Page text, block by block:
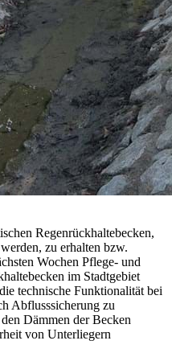
Regenrückhaltebecken,
zu erhalten bzw.
Wochen Pflege- und
im Stadtgebiet
technische Funktionalität bei
Abflusssicherung zu
Dämmen der Becken
von Unterliegern